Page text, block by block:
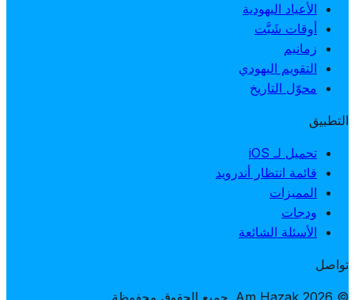
الأعياد اليهودية
أوقات شَبَّت
زمانيم
التقويم اليهودي
محوّل التاريخ
التطبيق
تحميل لـ iOS
قائمة انتظار أندرويد
المميزات
ودجات
الأسئلة الشائعة
تواصل